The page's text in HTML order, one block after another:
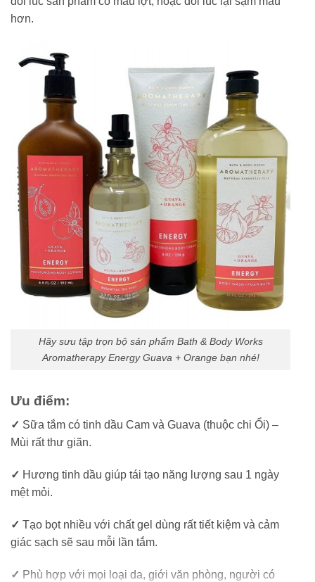
hơn.
Hãy sưu tập trọn bộ sản phẩm Bath & Body Works
Aromatherapy Energy Guava + Orange bạn nhé!
Ưu điểm:
✓ Sữa tắm có tinh dầu Cam và Guava (thuộc chi Ổi) –
Mùi rất thư giãn.
✓ Hương tinh dầu giúp tái tạo năng lượng sau 1 ngày
mệt mỏi.
✓ Tạo bọt nhiều với chất gel dùng rất tiết kiệm và cảm
giác sạch sẽ sau mỗi lần tắm.
✓ Phù hợp với mọi loại da, giới văn phòng, người có